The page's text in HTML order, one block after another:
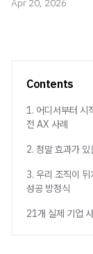
고급 산업 특화 AI
임원
초급 AI 세미나
리포트
블로그
Apr 20, 2026
Contents
1. 어디서부터 시
전 AX 사례
2. 정말 효과가
3. 우리 조직이
성공 방정식
21개 실제 기업